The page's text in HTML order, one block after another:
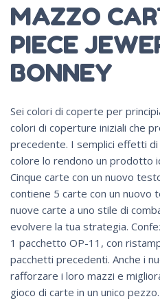
MAZZO
PIECE
BONNEY
Sei colori di coperte per
colori di coperture iniziali che
precedente. I semplici effetti
colore lo rendono un prodotto
Cinque carte con un nuovo
contiene 5 carte con un nuovo
nuove carte a uno stile di
evolvere la tua strategia.
1 pacchetto OP-11, con
pacchetti precedenti. Anche i
rafforzare i loro mazzi e
gioco di carte in un unico